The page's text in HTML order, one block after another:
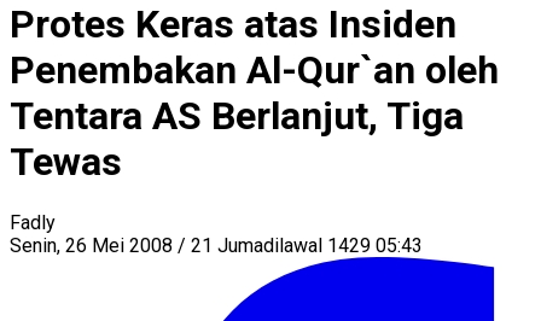
Protes Keras atas Insiden
Penembakan Al-Qur`an oleh
Tentara AS Berlanjut, Tiga
Tewas
Fadly
Senin, 26 Mei 2008 / 21 Jumadilawal 1429 05:43